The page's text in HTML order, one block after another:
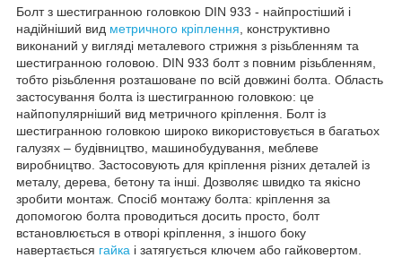
Болт з шестигранною головкою DIN 933 - найпростіший і
надійніший вид метричного кріплення , конструктивно
виконаний у вигляді металевого стрижня з різьбленням та
шестигранною головою. DIN 933 болт з повним різьбленням,
тобто різьблення розташоване по всій довжині болта. Область
застосування болта із шестигранною головкою: це
найпопулярніший вид метричного кріплення. Болт із
шестигранною головкою широко використовується в багатьох
галузях – будівництво, машинобудування, меблеве
виробництво. Застосовують для кріплення різних деталей із
металу, дерева, бетону та інші. Дозволяє швидко та якісно
зробити монтаж. Спосіб монтажу болта: кріплення за
допомогою болта проводиться досить просто, болт
встановлюється в отворі кріплення, з іншого боку
навертається гайка і затягується ключем або гайковертом.